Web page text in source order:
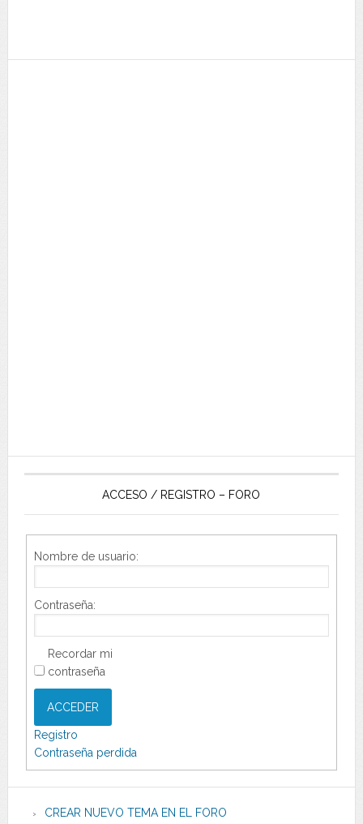
ACCESO / REGISTRO – FORO
Nombre de usuario:
Contraseña:
Recordar mi
contraseña
ACCEDER
Registro
Contraseña perdida
CREAR NUEVO TEMA EN EL FORO